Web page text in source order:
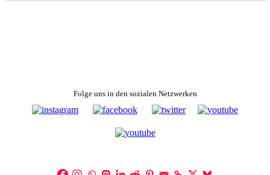
Folge uns in den sozialen Netzwerken